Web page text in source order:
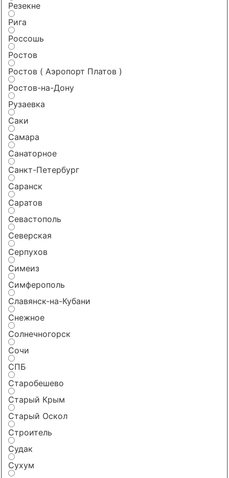
Резекне
Рига
Россошь
Ростов
Ростов ( Аэропорт Платов )
Ростов-на-Дону
Рузаевка
Саки
Самара
Санаторное
Санкт-Петербург
Саранск
Саратов
Севастополь
Северская
Серпухов
Симеиз
Симферополь
Славянск-на-Кубани
Снежное
Солнечногорск
Сочи
СПБ
Старобешево
Старый Крым
Старый Оскол
Строитель
Судак
Сухум